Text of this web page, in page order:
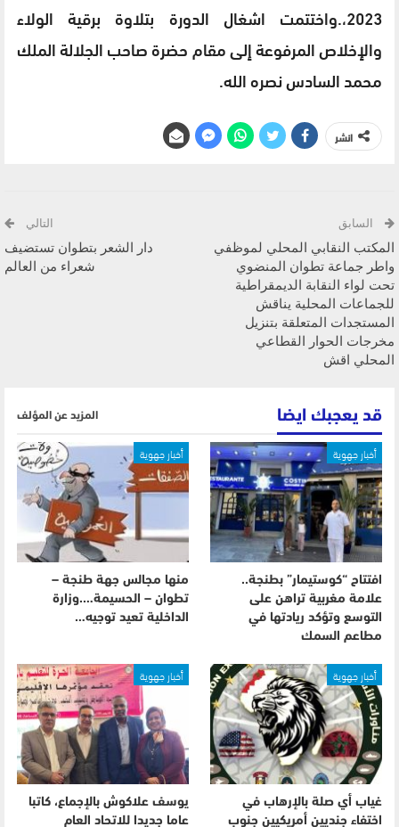
2023،.واختتمت اشغال الدورة بتلاوة برقية الولاء
والإخلاص المرفوعة إلى مقام حضرة صاحب الجلالة الملك
محمد السادس نصره الله.
انشر
السابق
المكتب النقابي المحلي لموظفي
واطر جماعة تطوان المنضوي
تحت لواء النقابة الديمقراطية
للجماعات المحلية يناقش
المستجدات المتعلقة بتنزيل
مخرجات الحوار القطاعي
المحلي اقش
التالي
دار الشعر بتطوان تستضيف
شعراء من العالم
قد يعجبك ايضا المزيد عن المؤلف
أخبار جهوية
افتتاح “كوستيمار” بطنجة..
علامة مغربية تراهن على
التوسع وتؤكد ريادتها في
مطاعم السمك
أخبار جهوية
منها مجالس جهة طنجة –
تطوان – الحسيمة….وزارة
الداخلية تعيد توجيه…
أخبار جهوية
غياب أي صلة بالإرهاب في
اختفاء جنديين أمريكيين جنوب
أخبار جهوية
يوسف علاكوش بالإجماع، كاتبا
عاما جديدا للاتحاد العام